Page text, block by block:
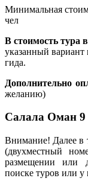
Минимальная
чел
В стоимость тура
указанный вариант
гида.
Дополнительно
желанию)
Салала Оман 9
Внимание! Далее в
(двухместный
размещении или
поиске туров или